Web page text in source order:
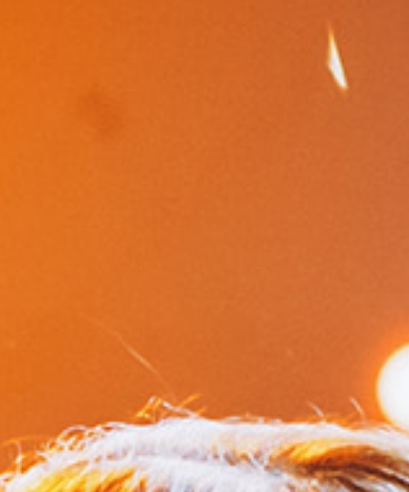
, da noi per voi,
un intrattenimento artistico esclusivo ogni sera a
H 19.30 - MUSIC TIME - RISTORANTE CORALLINA
The CU3E Trio
Davide Rock (voce e chitarra), Luca Valenti